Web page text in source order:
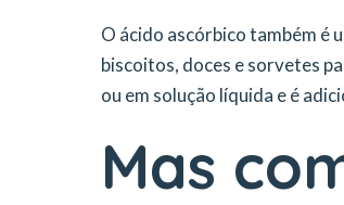
O ácido ascórbico também é
biscoitos, doces e sorvetes
ou em solução líquida e é
Mas